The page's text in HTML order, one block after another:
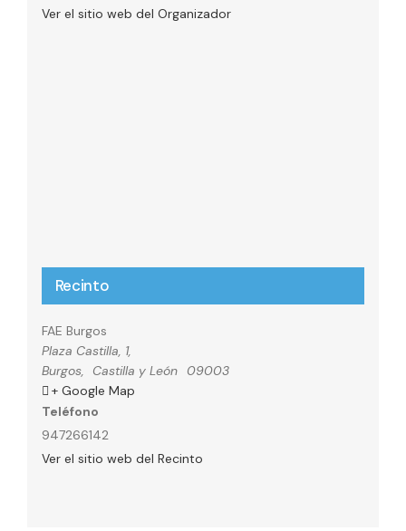
Ver el sitio web del Organizador
Recinto
FAE Burgos
Plaza Castilla, 1,
Burgos, Castilla y León
09003
+ Google Map
Teléfono
947266142
Ver el sitio web del Recinto